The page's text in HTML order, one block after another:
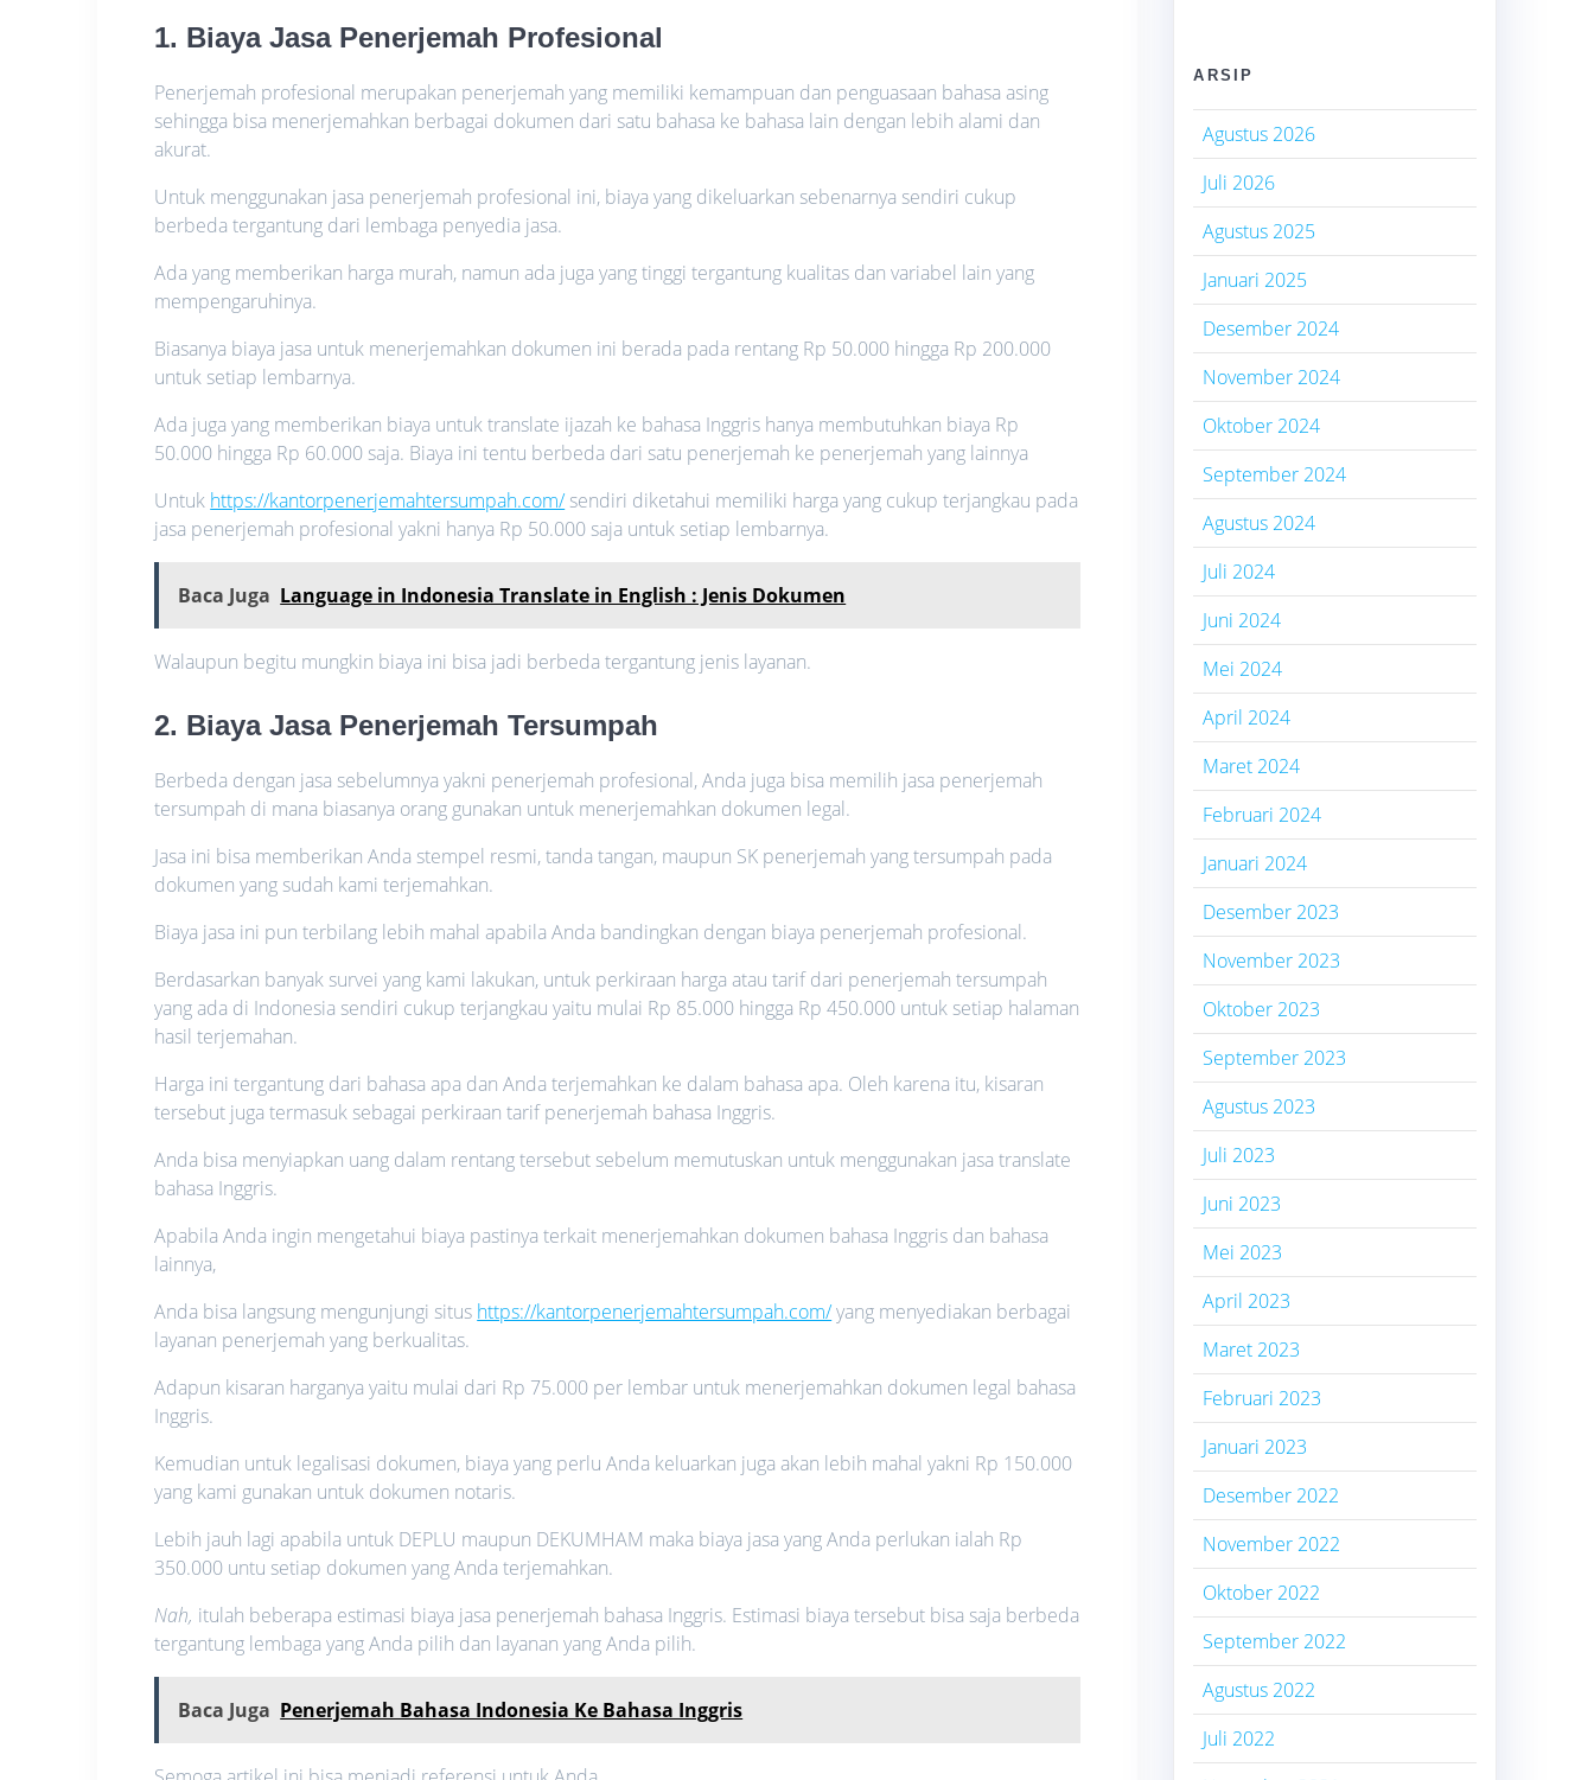
1. Biaya Jasa Penerjemah Profesional
Penerjemah profesional merupakan penerjemah yang memiliki kemampuan dan penguasaan bahasa asing
sehingga bisa menerjemahkan berbagai dokumen dari satu bahasa ke bahasa lain dengan lebih alami dan
akurat.
Untuk menggunakan jasa penerjemah profesional ini, biaya yang dikeluarkan sebenarnya sendiri cukup
berbeda tergantung dari lembaga penyedia jasa.
Ada yang memberikan harga murah, namun ada juga yang tinggi tergantung kualitas dan variabel lain yang
mempengaruhinya.
Biasanya biaya jasa untuk menerjemahkan dokumen ini berada pada rentang Rp 50.000 hingga Rp 200.000
untuk setiap lembarnya.
Ada juga yang memberikan biaya untuk translate ijazah ke bahasa Inggris hanya membutuhkan biaya Rp
50.000 hingga Rp 60.000 saja. Biaya ini tentu berbeda dari satu penerjemah ke penerjemah yang lainnya
Untuk https://kantorpenerjemahtersumpah.com/sendiri diketahui memiliki harga yang cukup terjangkau pada
jasa penerjemah profesional yakni hanya Rp 50.000 saja untuk setiap lembarnya.
Baca Juga Language in Indonesia Translate in English : Jenis Dokumen
Walaupun begitu mungkin biaya ini bisa jadi berbeda tergantung jenis layanan.
2. Biaya Jasa Penerjemah Tersumpah
Berbeda dengan jasa sebelumnya yakni penerjemah profesional, Anda juga bisa memilih jasa penerjemah
tersumpah di mana biasanya orang gunakan untuk menerjemahkan dokumen legal.
Jasa ini bisa memberikan Anda stempel resmi, tanda tangan, maupun SK penerjemah yang tersumpah pada
dokumen yang sudah kami terjemahkan.
Biaya jasa ini pun terbilang lebih mahal apabila Anda bandingkan dengan biaya penerjemah profesional.
Berdasarkan banyak survei yang kami lakukan, untuk perkiraan harga atau tarif dari penerjemah tersumpah
yang ada di Indonesia sendiri cukup terjangkau yaitu mulai Rp 85.000 hingga Rp 450.000 untuk setiap halaman
hasil terjemahan.
Harga ini tergantung dari bahasa apa dan Anda terjemahkan ke dalam bahasa apa. Oleh karena itu, kisaran
tersebut juga termasuk sebagai perkiraan tarif penerjemah bahasa Inggris.
Anda bisa menyiapkan uang dalam rentang tersebut sebelum memutuskan untuk menggunakan jasa translate
bahasa Inggris.
Apabila Anda ingin mengetahui biaya pastinya terkait menerjemahkan dokumen bahasa Inggris dan bahasa
lainnya,
Anda bisa langsung mengunjungi situs https://kantorpenerjemahtersumpah.com/yang menyediakan berbagai
layanan penerjemah yang berkualitas.
Adapun kisaran harganya yaitu mulai dari Rp 75.000 per lembar untuk menerjemahkan dokumen legal bahasa
Inggris.
Kemudian untuk legalisasi dokumen, biaya yang perlu Anda keluarkan juga akan lebih mahal yakni Rp 150.000
yang kami gunakan untuk dokumen notaris.
Lebih jauh lagi apabila untuk DEPLU maupun DEKUMHAM maka biaya jasa yang Anda perlukan ialah Rp
350.000 untu setiap dokumen yang Anda terjemahkan.
Nah, itulah beberapa estimasi biaya jasa penerjemah bahasa Inggris. Estimasi biaya tersebut bisa saja berbeda
tergantung lembaga yang Anda pilih dan layanan yang Anda pilih.
Baca Juga Penerjemah Bahasa Indonesia Ke Bahasa Inggris
ARSIP
Agustus 2026
Juli 2026
Agustus 2025
Januari 2025
Desember 2024
November 2024
Oktober 2024
September 2024
Agustus 2024
Juli 2024
Juni 2024
Mei 2024
April 2024
Maret 2024
Februari 2024
Januari 2024
Desember 2023
November 2023
Oktober 2023
September 2023
Agustus 2023
Juli 2023
Juni 2023
Mei 2023
April 2023
Maret 2023
Februari 2023
Januari 2023
Desember 2022
November 2022
Oktober 2022
September 2022
Agustus 2022
Juli 2022